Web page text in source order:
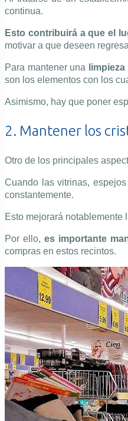
continua.
Esto contribuirá a que el
motivar a que deseen
Para mantener una
son los elementos con los
Asimismo, hay que poner
2. Mantener los
Otro de los principales
Cuando las vitrinas,
constantemente.
Esto mejorará
Por ello, es importante
compras en estos recintos.